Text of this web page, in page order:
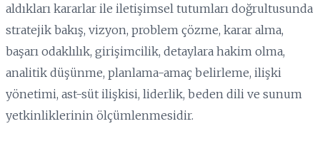
aldıkları kararlar ile iletişimsel tutumları doğrultusunda
stratejik bakış, vizyon, problem çözme, karar alma,
başarı odaklılık, girişimcilik, detaylara hakim olma,
analitik düşünme, planlama-amaç belirleme, ilişki
yönetimi, ast-süt ilişkisi, liderlik, beden dili ve sunum
yetkinliklerinin ölçümlenmesidir.